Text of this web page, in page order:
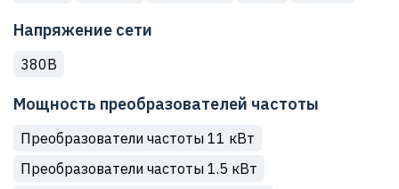
Напряжение сети
380В
Мощность преобразователей частоты
Преобразователи частоты 11 кВт
Преобразователи частоты 1.5 кВт